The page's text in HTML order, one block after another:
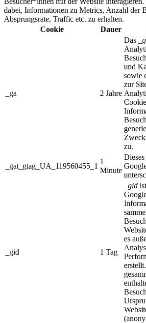
dabei, Informationen zu Metrics, Anzahl der
Absprungsrate, Traffic etc. zu erhalten.
Cookie
Dauer
_ga 2 Jahre
Das
und
sowie
zur
zu.
_gat_gtag_UA_119560455_1
1
Minute
_gid 1 Tag
_gid
es